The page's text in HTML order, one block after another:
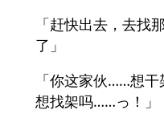
「赶快出去，去找
了」
「你这家伙……想
想找架吗……っ！」